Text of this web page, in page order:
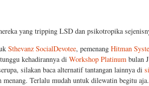
yang tripping LSD dan psikotropika
Sthevanz SocialDevotee, pemenang Hitman
kehadirannya di Workshop Platinum bulan
silakan baca alternatif tantangan lainnya di
menang. Terlalu mudah untuk dilewatin begitu aja.